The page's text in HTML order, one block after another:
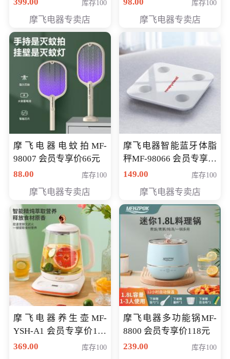
库存100
摩飞电器专卖店
库存100
摩飞电器专卖店
摩飞电器电蚊拍MF-
98007 会员专享价66元
88.00
库存100
摩飞电器专卖店
摩飞电器智能蓝牙体脂
秤MF-98066 会员专享价
98元
149.00 库存100
摩飞电器专卖店
摩飞电器养生壶MF-
YSH-A1 会员专享价198
元
369.00 库存100
摩飞电器多功能锅MF-
8800 会员专享价118元
239.00
库存100